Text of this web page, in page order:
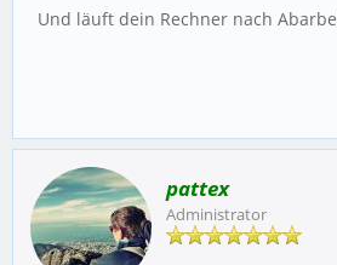
Und läuft dein Rechner nach
pattex
Administrator